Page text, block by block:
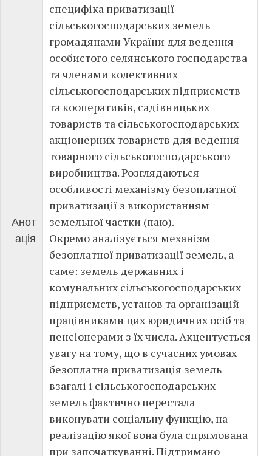
Анот
ація
специфіка приватизації
сільськогосподарських земель
громадянами України для ведення
особистого селянського господарства
та членами колективних
сільськогосподарських підприємств
та кооперативів, садівницьких
товариств та сільськогосподарських
акціонерних товариств для ведення
товарного сільськогосподарського
виробництва. Розглядаються
особливості механізму безоплатної
приватизації з використанням
земельної частки (паю).
Окремо аналізується механізм
безоплатної приватизації земель, а
саме: земель державних і
комунальних сільськогосподарських
підприємств, установ та організацій
працівниками цих юридичних осіб та
пенсіонерами з їх числа. Акцентується
увагу на тому, що в сучасних умовах
безоплатна приватизація земель
взагалі і сільськогосподарських
земель фактично перестала
виконувати соціальну функцію, на
реалізацію якої вона була спрямована
при започаткуванні. Підтримано